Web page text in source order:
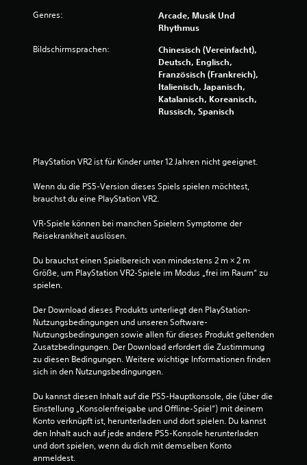
5
e
n
e
n
a
u
s
Genres:
Arcade, Musik Und
Rhythmus
Bildschirmsprachen:
Chinesisch (Vereinfacht),
Deutsch, Englisch,
Französisch (Frankreich),
Italienisch, Japanisch,
Katalanisch, Koreanisch,
Russisch, Spanisch
PlayStation VR2 ist für Kinder unter 12 Jahren nicht geeignet.
Wenn du die PS5-Version dieses Spiels spielen möchtest,
brauchst du eine PlayStation VR2.
VR-Spiele können bei manchen Spielern Symptome der
Reisekrankheit auslösen.
Du brauchst einen Spielbereich von mindestens 2 m × 2 m
Größe, um PlayStation VR2-Spiele im Modus „frei im Raum“ zu
spielen.
Der Download dieses Produkts unterliegt den PlayStation-
Nutzungsbedingungen und unseren Software-
Nutzungsbedingungen sowie allen für dieses Produkt geltenden
Zusatzbedingungen. Der Download erfordert die Zustimmung
zu diesen Bedingungen. Weitere wichtige Informationen finden
sich in den Nutzungsbedingungen.
Du kannst diesen Inhalt auf die PS5-Hauptkonsole, die (über die
Einstellung „Konsolenfreigabe und Offline-Spiel“) mit deinem
Konto verknüpft ist, herunterladen und dort spielen. Du kannst
den Inhalt auch auf jede andere PS5-Konsole herunterladen
und dort spielen, wenn du dich mit demselben Konto
anmeldest.